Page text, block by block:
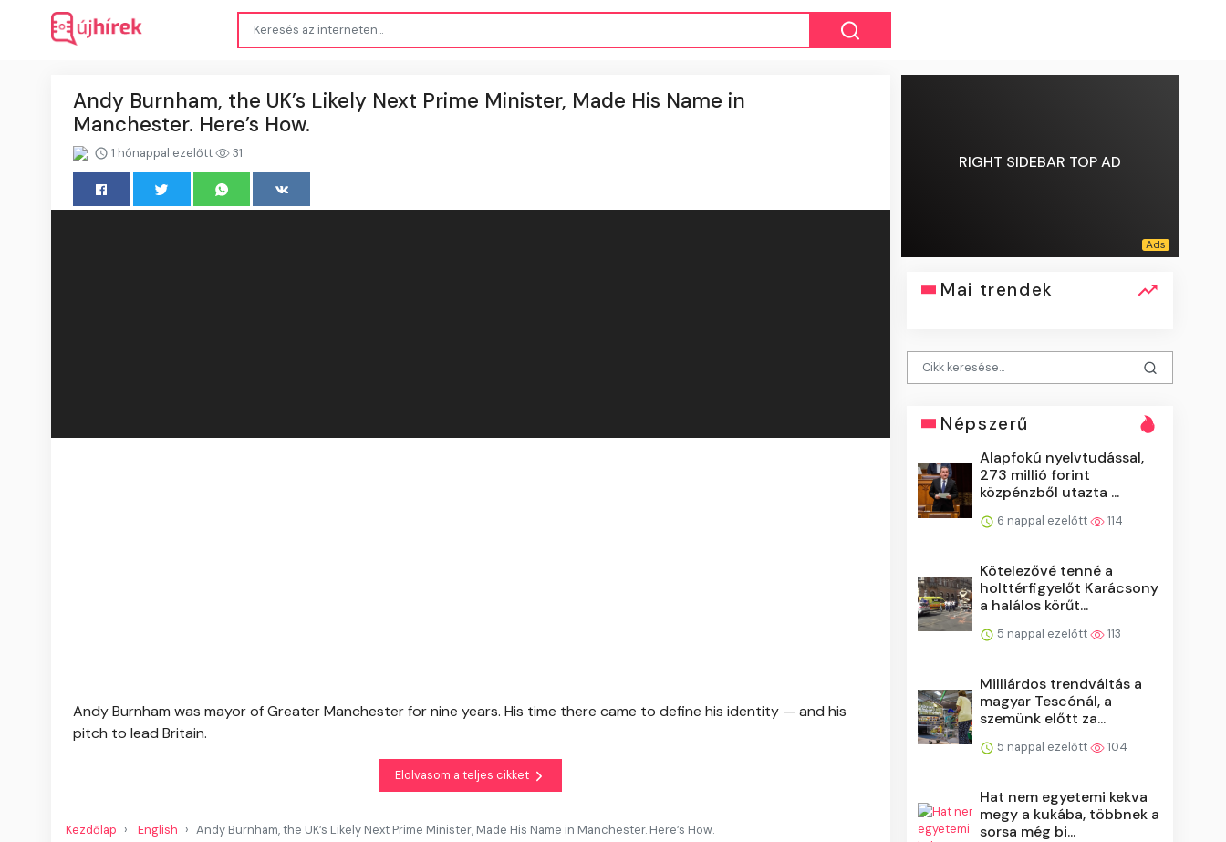
Andy Burnham, the UK’s Likely Next Prime Minister, Made His Name in
Manchester. Here’s How.
1 hónappal ezelőtt 31
Andy Burnham was mayor of Greater Manchester for nine years. His time there came to define his identity — and his
pitch to lead Britain.
Elolvasom a teljes cikket
Kezdőlap English Andy Burnham, the UK’s Likely Next Prime Minister, Made His Name in Manchester. Here’s How.
RIGHT SIDEBAR TOP AD
Mai trendek
Népszerű
Alapfokú nyelvtudással,
273 millió forint
közpénzből utazta ...
6 nappal ezelőtt 114
Kötelezővé tenné a
holttérfigyelőt Karácsony
a halálos körűt...
5 nappal ezelőtt 113
Milliárdos trendváltás a
magyar Tescónál, a
szemünk előtt za...
5 nappal ezelőtt 104
Hat nem egyetemi kekva
megy a kukába, többnek a
sorsa még bi...